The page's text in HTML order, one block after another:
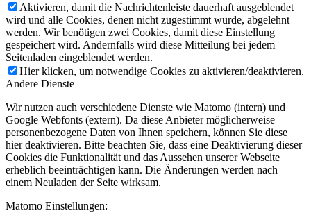
Aktivieren, damit die Nachrichtenleiste dauerhaft ausgeblendet
wird und alle Cookies, denen nicht zugestimmt wurde, abgelehnt
werden. Wir benötigen zwei Cookies, damit diese Einstellung
gespeichert wird. Andernfalls wird diese Mitteilung bei jedem
Seitenladen eingeblendet werden.
Hier klicken, um notwendige Cookies zu aktivieren/deaktivieren.
Andere Dienste
Wir nutzen auch verschiedene Dienste wie Matomo (intern) und
Google Webfonts (extern). Da diese Anbieter möglicherweise
personenbezogene Daten von Ihnen speichern, können Sie diese
hier deaktivieren. Bitte beachten Sie, dass eine Deaktivierung dieser
Cookies die Funktionalität und das Aussehen unserer Webseite
erheblich beeinträchtigen kann. Die Änderungen werden nach
einem Neuladen der Seite wirksam.
Matomo Einstellungen: